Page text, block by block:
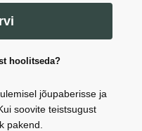
hoolitseda?
jõupaberisse ja
soovite teistsugust
pakend.